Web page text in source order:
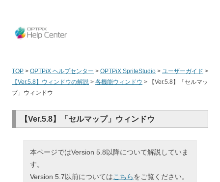
TOP > OPTPiX ヘルプセンター > OPTPiX SpriteStudio > ユーザーガイド >
【Ver.5.8】ウィンドウの解説 > 各機能ウィンドウ >
【Ver.5.8】「セルマッ
プ」ウィンドウ
【Ver.5.8】「セルマップ」ウィンドウ
本ページではVersion 5.8以降について解説していま
す。
Version 5.7以前についてはこちらをご覧ください。